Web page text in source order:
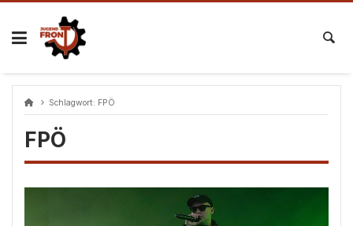
Skip
content
Schlagwort: FPÖ
FPÖ